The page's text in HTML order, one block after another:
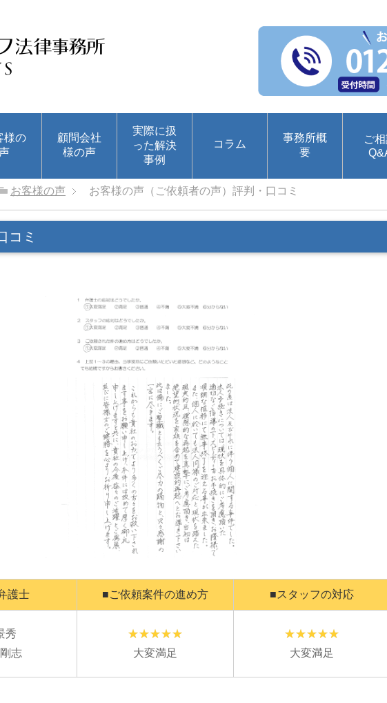
様の
顧問会社
様の声
実際に扱
った解決
事例
コラム
事務所概
要
ご
お客様の声 お客様の声（ご依頼者の声）評判・口コミ
コミ
護士 ■ご依頼案件の進め方 ■スタッフの対応
秀
志
大変満足 大変満足